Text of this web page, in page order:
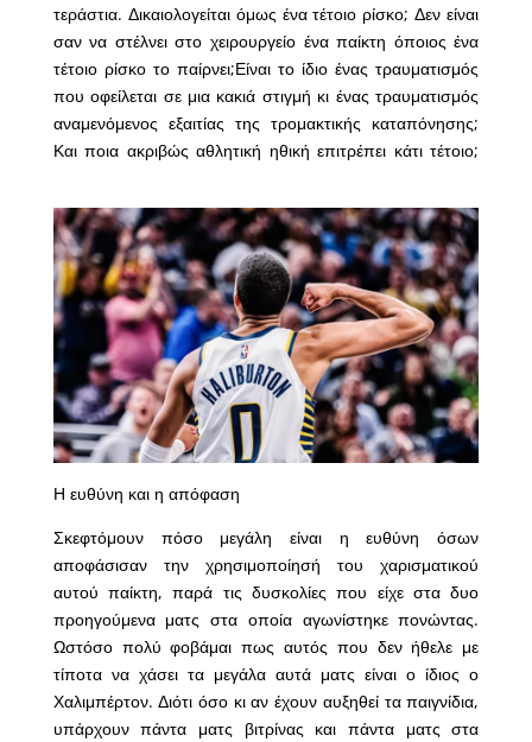
τεράστια. Δικαιολογείται όμως ένα τέτοιο ρίσκο; Δεν είναι
σαν να στέλνει στο χειρουργείο ένα παίκτη όποιος ένα
τέτοιο ρίσκο το παίρνει;Είναι το ίδιο ένας τραυματισμός
που οφείλεται σε μια κακιά στιγμή κι ένας τραυματισμός
αναμενόμενος εξαιτίας της τρομακτικής καταπόνησης;
Και ποια ακριβώς αθλητική ηθική επιτρέπει κάτι τέτοιο;
Η ευθύνη και η απόφαση
Σκεφτόμουν πόσο μεγάλη είναι η ευθύνη όσων
αποφάσισαν την χρησιμοποίησή του χαρισματικού
αυτού παίκτη, παρά τις δυσκολίες που είχε στα δυο
προηγούμενα ματς στα οποία αγωνίστηκε πονώντας.
Ωστόσο πολύ φοβάμαι πως αυτός που δεν ήθελε με
τίποτα να χάσει τα μεγάλα αυτά ματς είναι ο ίδιος ο
Χαλιμπέρτον. Διότι όσο κι αν έχουν αυξηθεί τα παιγνίδια,
υπάρχουν πάντα ματς βιτρίνας και πάντα ματς στα